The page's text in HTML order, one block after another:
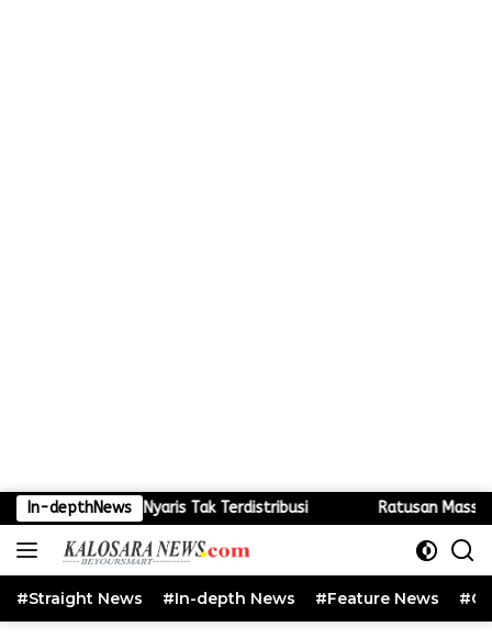
Langsung
ke
konten
In-depthNews
Nyaris Tak Terdistribusi Ratusan Massa Pro-Investasi
#Straight News #In-depth News #Feature News